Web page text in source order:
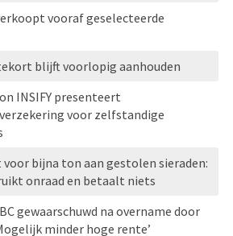
vooraf geselecteerde
blijft voorlopig aanhouden
INSIFY presenteert
voor zelfstandige
bijna ton aan gestolen sieraden:
onraad en betaalt niets
gewaarschuwd na overname door
minder hoge rente’